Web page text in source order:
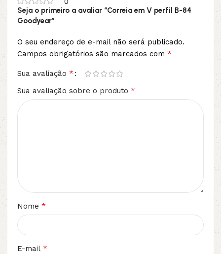
Seja o primeiro a avaliar “Correia em V perfil B-84
Goodyear”
O seu endereço de e-mail não será publicado.
Campos obrigatórios são marcados com *
Sua avaliação *
Sua avaliação sobre o produto *
Nome *
E-mail *